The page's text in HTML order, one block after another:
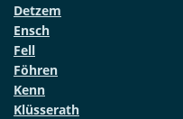
Detzem
Ensch
Fell
Föhren
Kenn
Klüsserath